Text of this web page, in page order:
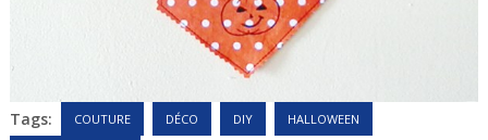
Tags: COUTURE DÉCO DIY HALLOWEEN